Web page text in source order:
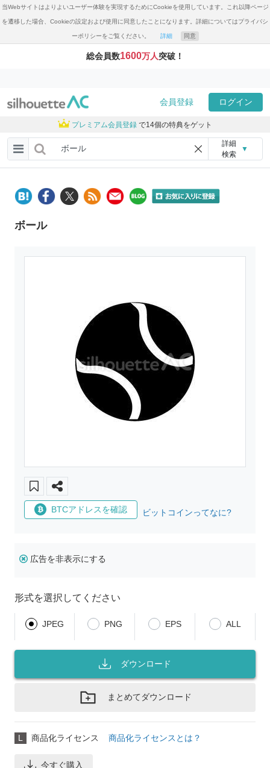
当Webサイトはよりよいユーザー体験を実現するためにCookieを使用しています。これ以降ページ
を遷移した場合、Cookieの設定および使用に同意したことになります。詳細についてはプライバシ
ーポリシーをご覧ください。 詳細 同意
総会員数1600万人突破！
会員登録 ログイン
プレミアム会員登録 で14個の特典をゲット
詳細
検索
▼
ボール
BTCアドレスを確認 ビットコインってなに?
広告を非表示にする
形式を選択してください
JPEG PNG EPS ALL
ダウンロード
まとめてダウンロード
L 商品化ライセンス 商品化ライセンスとは？
今すぐ購入